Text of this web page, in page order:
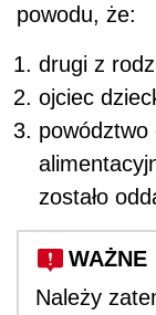
powodu, że:
drugi z
ojciec
powództwo
zostało
WAŻNE
Należy